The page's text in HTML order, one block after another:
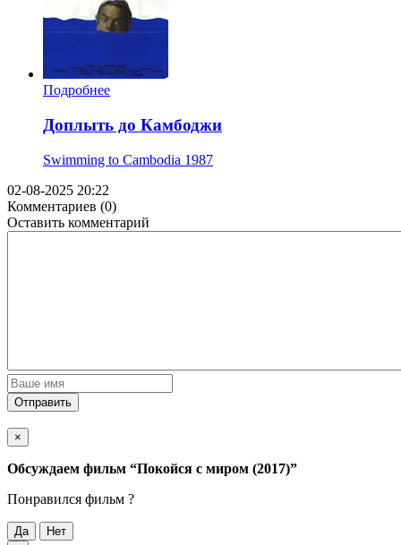
Подробнее
Доплыть до Камбоджи
Swimming to Cambodia 1987
02-08-2025 20:22
Комментариев (0)
Оставить комментарий
Отправить
×
Обсуждаем фильм “Покойся с миром (2017)”
Понравился фильм ?
Да
Нет